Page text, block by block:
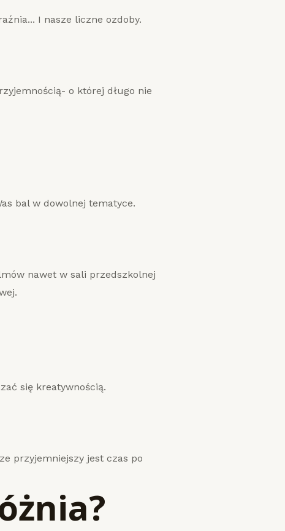
I nasze liczne ozdoby.
o której długo nie
bal w dowolnej tematyce.
nawet w sali przedszkolnej
się kreatywnością.
przyjemniejszy jest czas po